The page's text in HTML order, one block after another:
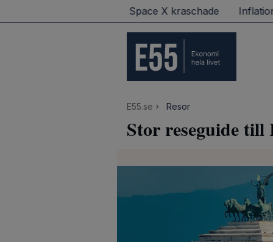
på Wall Street – Space X kraschade Inflationen
E55.se Resor
Stor reseguide till